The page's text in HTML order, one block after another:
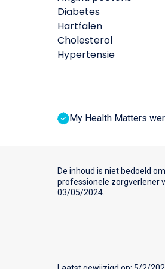
Diabetes
Hartfalen
Cholesterol
Hypertensie
My Health Matters
De inhoud is niet bedoeld
professionele zorgverlener
03/05/2024.